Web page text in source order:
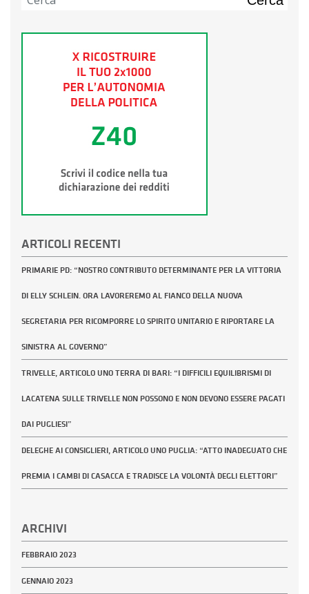
ARTICOLI RECENTI
PRIMARIE PD: “NOSTRO CONTRIBUTO DETERMINANTE PER LA VITTORIA
DI ELLY SCHLEIN. ORA LAVOREREMO AL FIANCO DELLA NUOVA
SEGRETARIA PER RICOMPORRE LO SPIRITO UNITARIO E RIPORTARE LA
SINISTRA AL GOVERNO”
TRIVELLE, ARTICOLO UNO TERRA DI BARI: “I DIFFICILI EQUILIBRISMI DI
LACATENA SULLE TRIVELLE NON POSSONO E NON DEVONO ESSERE PAGATI
DAI PUGLIESI”
DELEGHE AI CONSIGLIERI, ARTICOLO UNO PUGLIA: “ATTO INADEGUATO CHE
PREMIA I CAMBI DI CASACCA E TRADISCE LA VOLONTÀ DEGLI ELETTORI”
ARCHIVI
FEBBRAIO 2023
GENNAIO 2023